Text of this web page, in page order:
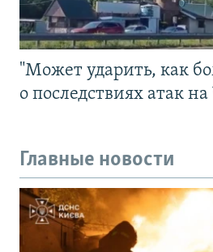
"Может ударить, как
о последствиях атак
Главные новости